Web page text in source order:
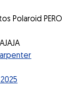
Polaroid PERO